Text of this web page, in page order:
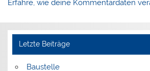
Erfahre, wie deine Kommentardaten
Letzte Beiträge
Baustelle